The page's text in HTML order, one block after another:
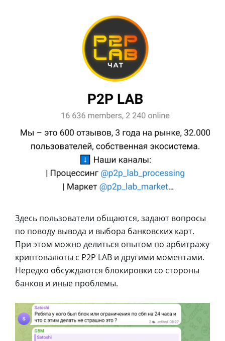
Здесь пользователи общаются, задают вопросы
по поводу вывода и выбора банковских карт.
При этом можно делиться опытом по арбитражу
криптовалюты с P2P LAB и другими моментами.
Нередко обсуждаются блокировки со стороны
банков и иные проблемы.